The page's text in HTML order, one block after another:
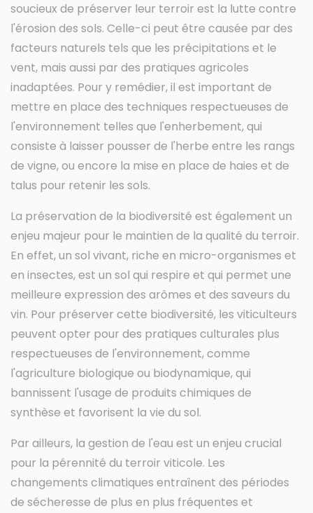
soucieux de préserver leur terroir est la lutte contre
l'érosion des sols. Celle-ci peut être causée par des
facteurs naturels tels que les précipitations et le
vent, mais aussi par des pratiques agricoles
inadaptées. Pour y remédier, il est important de
mettre en place des techniques respectueuses de
l'environnement telles que l'enherbement, qui
consiste à laisser pousser de l'herbe entre les rangs
de vigne, ou encore la mise en place de haies et de
talus pour retenir les sols.
La préservation de la biodiversité est également un
enjeu majeur pour le maintien de la qualité du terroir.
En effet, un sol vivant, riche en micro-organismes et
en insectes, est un sol qui respire et qui permet une
meilleure expression des arômes et des saveurs du
vin. Pour préserver cette biodiversité, les viticulteurs
peuvent opter pour des pratiques culturales plus
respectueuses de l'environnement, comme
l'agriculture biologique ou biodynamique, qui
bannissent l'usage de produits chimiques de
synthèse et favorisent la vie du sol.
Par ailleurs, la gestion de l'eau est un enjeu crucial
pour la pérennité du terroir viticole. Les
changements climatiques entraînent des périodes
de sécheresse de plus en plus fréquentes et